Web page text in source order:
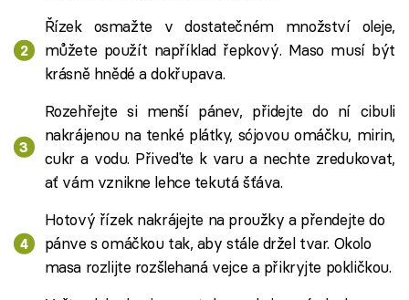
Řízek osmažte v dostatečném množství oleje,
můžete použít například řepkový. Maso musí být
krásně hnědé a dokřupava.
Rozehřejte si menší pánev, přidejte do ní cibuli
nakrájenou na tenké plátky, sójovou omáčku, mirin,
cukr a vodu. Přiveďte k varu a nechte zredukovat,
ať vám vznikne lehce tekutá šťáva.
Hotový řízek nakrájejte na proužky a přendejte do
pánve s omáčkou tak, aby stále držel tvar. Okolo
masa rozlijte rozšlehaná vejce a přikryjte pokličkou.